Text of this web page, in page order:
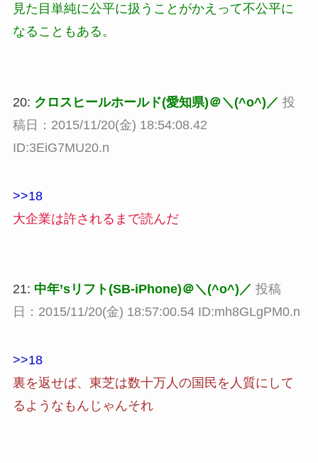
見た目単純に公平に扱うことがかえって不公平に
なることもある。
20: クロスヒールホールド(愛知県)＠＼(^o^)／ 投
稿日：2015/11/20(金) 18:54:08.42
ID:3EiG7MU20.n
>>18
大企業は許されるまで読んだ
21: 中年’sリフト(SB-iPhone)＠＼(^o^)／ 投稿
日：2015/11/20(金) 18:57:00.54 ID:mh8GLgPM0.n
>>18
裏を返せば、東芝は数十万人の国民を人質にして
るようなもんじゃんそれ